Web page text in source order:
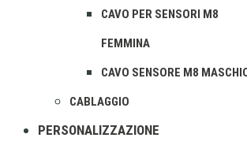
CAVO PER SENSORI M8
FEMMINA
CAVO SENSORE M8
CABLAGGIO
PERSONALIZZAZIONE